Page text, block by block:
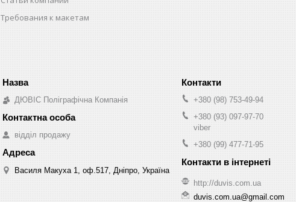
Требования к макетам
ДЮВІС Поліграфічна Компанія
відділ продажу
Василя Макуха 1, оф.517, Дніпро, Україна
+380 (98) 753-49-94
+380 (93) 097-97-70
viber
+380 (99) 477-71-95
http://duvis.com.ua
duvis.com.ua@gmail.com